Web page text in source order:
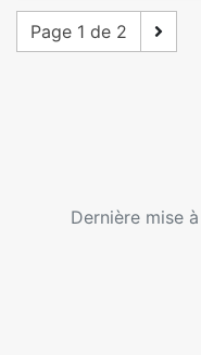
Page 1 de 2
Dernière mise